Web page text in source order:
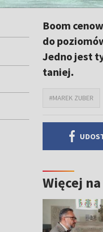
Boom
do
Jedno jest
taniej.
#MAREK ZUBER
Więcej